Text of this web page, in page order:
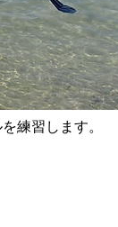
練習します。